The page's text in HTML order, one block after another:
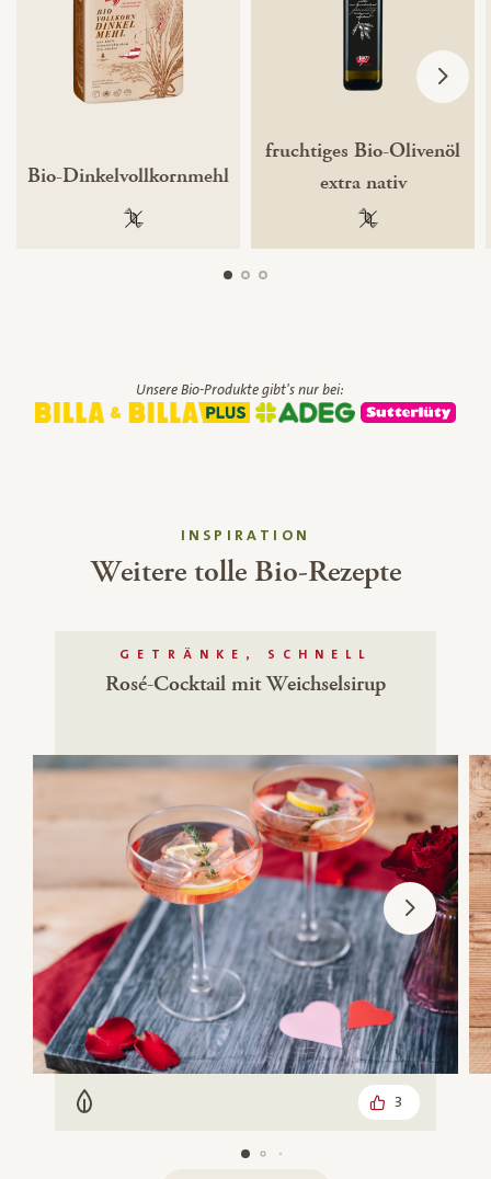
Bio-Dinkelvollkornmehl
100 % gentechnikfrei
fruchtiges Bio-Olivenöl
extra nativ
100 %
Unsere Bio-Produkte gibt's nur bei:
INSPIRATION
Weitere tolle Bio-Rezepte
GETRÄNKE, SCHNELL
Rosé-Cocktail mit Weichselsirup
Vegetarisch 3